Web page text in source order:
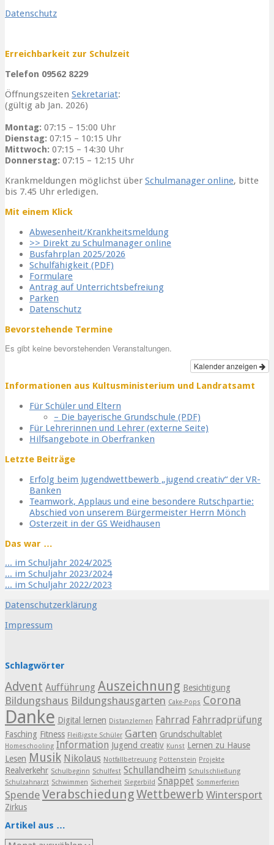
Datenschutz
Erreichbarkeit zur Schulzeit
Telefon 09562 8229
Öffnungszeiten Sekretariat:
(gültig ab Jan. 2026)
Montag: 07:15 – 15:00 Uhr
Dienstag: 07:15 – 10:15 Uhr
Mittwoch: 07:15 – 14:30 Uhr
Donnerstag: 07:15 – 12:15 Uhr
Krankmeldungen möglichst über Schulmanager online, bitte
bis 7.45 Uhr erledigen.
Mit einem Klick
Abwesenheit/Krankheitsmeldung
>> Direkt zu Schulmanager online
Busfahrplan 2025/2026
Schulfähigkeit (PDF)
Formulare
Antrag auf Unterrichtsbefreiung
Parken
Datenschutz
Bevorstehende Termine
Es gibt keine bevorstehenden Veranstaltungen.
Kalender anzeigen
Informationen aus Kultusministerium und Landratsamt
Für Schüler und Eltern
– Die bayerische Grundschule (PDF)
Für Lehrerinnen und Lehrer (externe Seite)
Hilfsangebote in Oberfranken
Letzte Beiträge
Erfolg beim Jugendwettbewerb „jugend creativ“ der VR-
Banken
Teamwork, Applaus und eine besondere Rutschpartie:
Abschied von unserem Bürgermeister Herrn Mönch
Osterzeit in der GS Weidhausen
Das war …
... im Schuljahr 2024/2025
... im Schuljahr 2023/2024
... im Schuljahr 2022/2023
Datenschutzerklärung
Impressum
Schlagwörter
Advent Aufführung Auszeichnung Besichtigung
Bildungshaus Bildungshausgarten Cake-Pops Corona
Danke Digital lernen Distanzlernen Fahrrad Fahrradprüfung
Fasching Fitness Fleißigste Schüler Garten Grundschultablet
Homeschooling Information Jugend creativ Kunst Lernen zu Hause
Lesen Musik Nikolaus Notfallbetreuung Pottenstein Projekte
Realverkehr Schulbeginn Schulfest Schullandheim Schulschließung
Schulzahnarzt Schwimmen Sicherheit Siegerbild Snappet Sommerferien
Spende VerabschiedungWettbewerb Wintersport
Zirkus
Artikel aus …